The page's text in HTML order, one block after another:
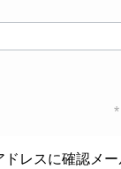
レスに確認メー